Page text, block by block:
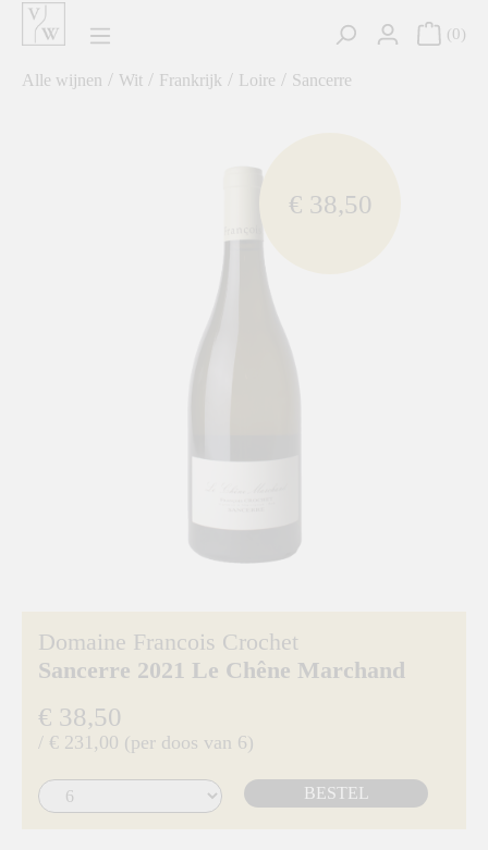
0
Alle wijnen / Wit / Frankrijk / Loire / Sancerre
€ 38,50
Domaine Francois Crochet
Sancerre 2021 Le Chêne Marchand
€ 38,50
/ € 231,00 (per doos van 6)
BESTEL